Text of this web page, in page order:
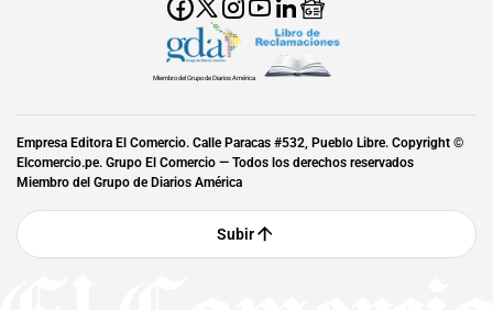
Miembro del Grupo de Diarios América
Empresa Editora El Comercio. Calle Paracas #532, Pueblo Libre. Copyright ©
Elcomercio.pe. Grupo El Comercio — Todos los derechos reservados
Miembro del Grupo de Diarios América
Subir